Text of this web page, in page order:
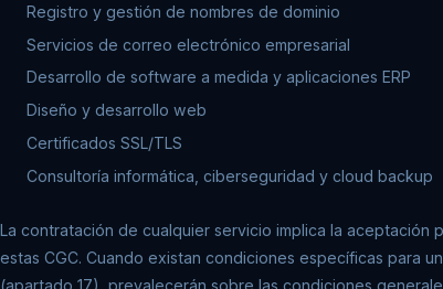
Registro y gestión de nombres de dominio
Servicios de correo electrónico empresarial
Desarrollo de software a medida y aplicaciones ERP
Diseño y desarrollo web
Certificados SSL/TLS
Consultoría informática, ciberseguridad y cloud backup
La contratación de cualquier servicio implica la aceptación
estas CGC. Cuando existan condiciones específicas para
(apartado 17), prevalecerán sobre las condiciones